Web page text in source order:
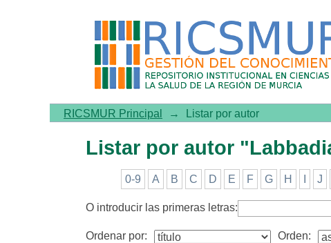
Listar por autor "Labbadia,
RICSMUR Principal → Listar por autor
Listar por autor
0-9 A B C D E F G H J
O introducir las primeras letras:
Ordenar por: Orden: